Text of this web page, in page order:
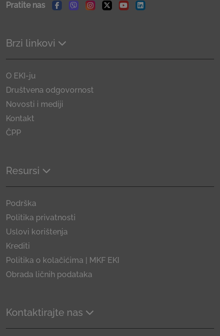
Pratite nas
Facebook
ViberInstagram
TwitterYoutubeLinkedin
Brzi linkovi
O EKI-ju
Društvena odgovornost
Novosti i mediji
Kontakt
ČPP
Resursi
Podrška
Politika privatnosti
Uslovi korištenja
Krediti
Politika o kolačićima | MKF EKI
Obrada ličnih podataka
Kontaktirajte nas